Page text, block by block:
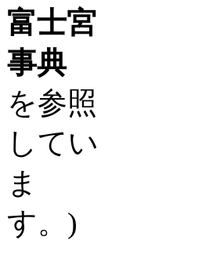
富士宮
事典
を参照
してい
ま
す。)